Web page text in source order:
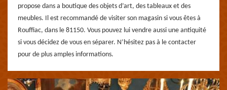
propose dans a boutique des objets d’art, des tableaux et des
meubles. Il est recommandé de visiter son magasin si vous êtes à
Rouffiac, dans le 81150. Vous pouvez lui vendre aussi une antiquité
si vous décidez de vous en séparer. N’hésitez pas à le contacter
pour de plus amples informations.